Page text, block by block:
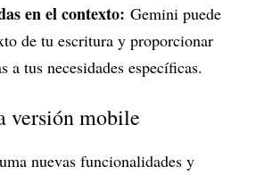
en el contexto: Gemini puede
de tu escritura y proporcionar
a tus necesidades específicas.
versión mobile
nuevas funcionalidades y